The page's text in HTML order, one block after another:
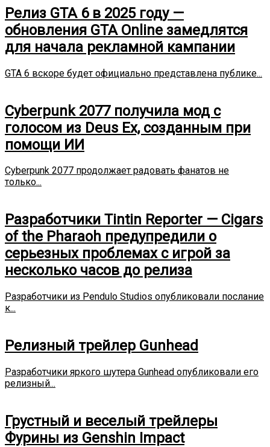
Релиз GTA 6 в 2025 году —
обновления GTA Online замедлятся
для начала рекламной кампании
GTA 6 вскоре будет официально представлена публике...
Cyberpunk 2077 получила мод с
голосом из Deus Ex, созданным при
помощи ИИ
Cyberpunk 2077 продолжает радовать фанатов не
только...
Разработчики Tintin Reporter — Cigars
of the Pharaoh предупредили о
серьезных проблемах с игрой за
несколько часов до релиза
Разработчики из Pendulo Studios опубликовали послание
к...
Релизный трейлер Gunhead
Разработчики яркого шутера Gunhead опубликовали его
релизный...
Грустный и веселый трейлеры
Фурины из Genshin Impact